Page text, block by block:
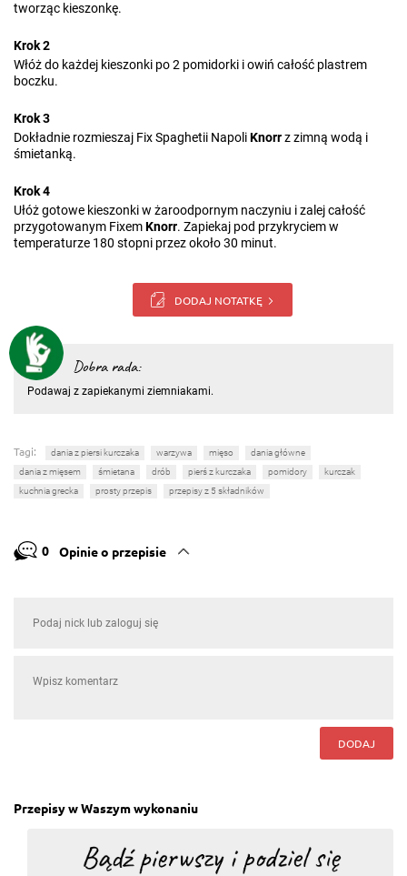
tworząc kieszonkę.
Krok 2
Włóż do każdej kieszonki po 2 pomidorki i owiń całość plastrem
boczku.
Krok 3
Dokładnie rozmieszaj Fix Spaghetii NapoliKnorrz zimną wodą i
śmietanką.
Krok 4
Ułóż gotowe kieszonki w żaroodpornym naczyniu i zalej całość
przygotowanym FixemKnorr. Zapiekaj pod przykryciem w
temperaturze 180 stopni przez około 30 minut.
DODAJ NOTATKĘ
Dobra rada:
Podawaj z zapiekanymi ziemniakami.
Tagi: dania z piersi kurczaka warzywa mięso
dania główne
dania z mięsem
śmietana drób pierś z kurczaka pomidory
kurczak
kuchnia grecka
prosty przepis przepisy z 5 składników
0 Opinie o przepisie
DODAJ
Przepisy w Waszym wykonaniu